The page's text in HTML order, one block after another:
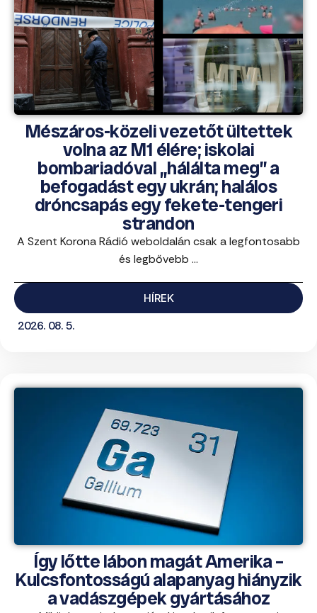
Mészáros-közeli vezetőt ültettek
volna az M1 élére; iskolai
bombariadóval „hálálta meg” a
befogadást egy ukrán; halálos
dróncsapás egy fekete-tengeri
strandon
A Szent Korona Rádió weboldalán csak a legfontosabb
és legbővebb ...
HÍREK
2026. 08. 5.
Így lőtte lábon magát Amerika –
Kulcsfontosságú alapanyag hiányzik
a vadászgépek gyártásához